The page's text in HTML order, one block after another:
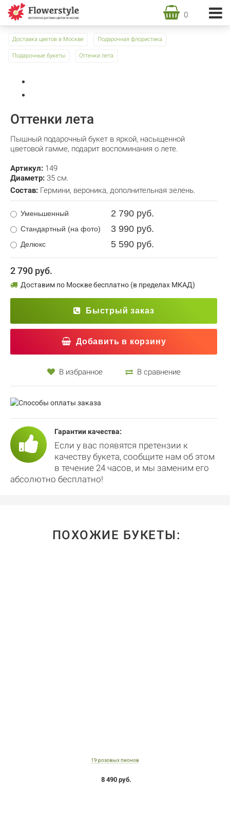
0
Доставка цветов в Москве Подарочная флористика
Подарочные букеты Оттенки лета
Оттенки лета
Пышный подарочный букет в яркой, насыщенной
цветовой гамме, подарит воспоминания о лете.
Артикул: 149
Диаметр: 35 см.
Состав: Гермини, вероника, дополнительная зелень.
Уменьшенный 2 790 руб.
Стандартный (на фото) 3 990 руб.
Делюкс 5 590 руб.
2 790 руб.
Доставим по Москве бесплатно (в пределах МКАД)
Быстрый заказ
Добавить в корзину
В избранное В сравнение
Гарантии качества:
Если у вас появятся претензии к
качеству букета, сообщите нам об этом
в течение 24 часов, и мы заменим его
абсолютно бесплатно!
ПОХОЖИЕ БУКЕТЫ:
19 розовых пионов
8 490 руб.